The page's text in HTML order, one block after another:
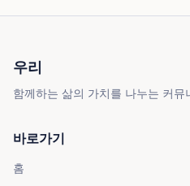
우리
함께하는 삶의 가치를 나누는 커뮤
바로가기
홈